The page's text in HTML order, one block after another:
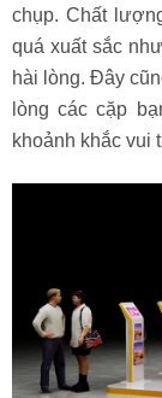
chụp. Chất
quá xuất sắc
hài lòng. Đây
lòng các cặp
khoảnh khắc vui